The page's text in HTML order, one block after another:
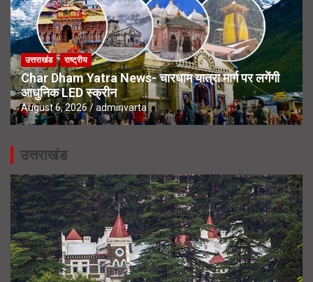
उत्तराखंड राष्ट्रीय
Char Dham Yatra News- चारधाम यात्रा मार्ग पर लगेंगी
आधुनिक LED स्क्रीन
August 6, 2026 adminvarta
उत्तराखंड